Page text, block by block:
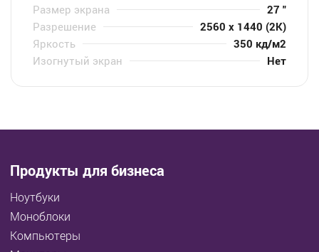
Размер экрана
27 "
Разрешение
2560 x 1440 (2K)
Яркость
350 кд/м2
Изогнутый экран
Нет
Продукты для бизнеса
Ноутбуки
Моноблоки
Компьютеры